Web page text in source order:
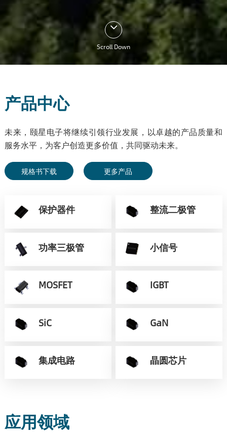
Scroll Down
产品中心
未来，颐星电子将继续引领行业发展，以卓越的产品质量和
服务水平，为客户创造更多价值，共同驱动未来。
规格书下载 更多产品
保护器件 整流二极管
功率三极管 小信号
MOSFET IGBT
SiC GaN
集成电路 晶圆芯片
应用领域